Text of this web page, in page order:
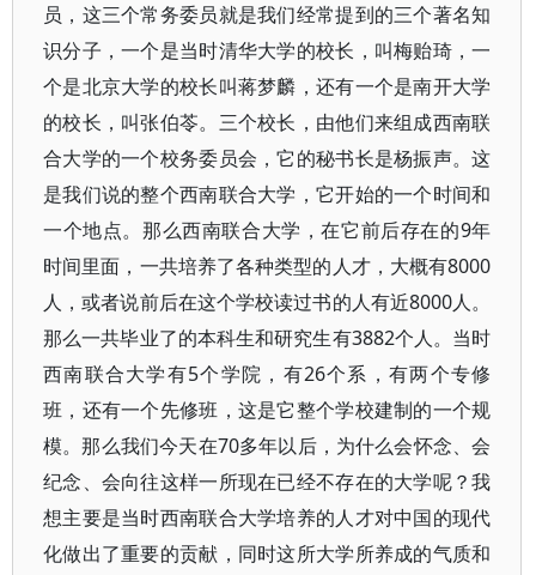
员，这三个常务委员就是我们经常提到的三个著名知
识分子，一个是当时清华大学的校长，叫梅贻琦，一
个是北京大学的校长叫蒋梦麟，还有一个是南开大学
的校长，叫张伯苓。三个校长，由他们来组成西南联
合大学的一个校务委员会，它的秘书长是杨振声。这
是我们说的整个西南联合大学，它开始的一个时间和
一个地点。那么西南联合大学，在它前后存在的9年
时间里面，一共培养了各种类型的人才，大概有8000
人，或者说前后在这个学校读过书的人有近8000人。
那么一共毕业了的本科生和研究生有3882个人。当时
西南联合大学有5个学院，有26个系，有两个专修
班，还有一个先修班，这是它整个学校建制的一个规
模。那么我们今天在70多年以后，为什么会怀念、会
纪念、会向往这样一所现在已经不存在的大学呢？我
想主要是当时西南联合大学培养的人才对中国的现代
化做出了重要的贡献，同时这所大学所养成的气质和